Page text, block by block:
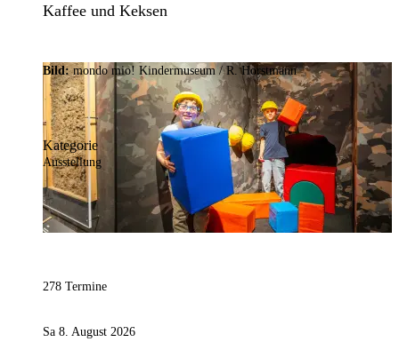
Kaffee und Keksen
Bild:mondo mio! Kindermuseum / R. Horstmann
Kategorie
Ausstellung
278 Termine
Sa 8. August 2026